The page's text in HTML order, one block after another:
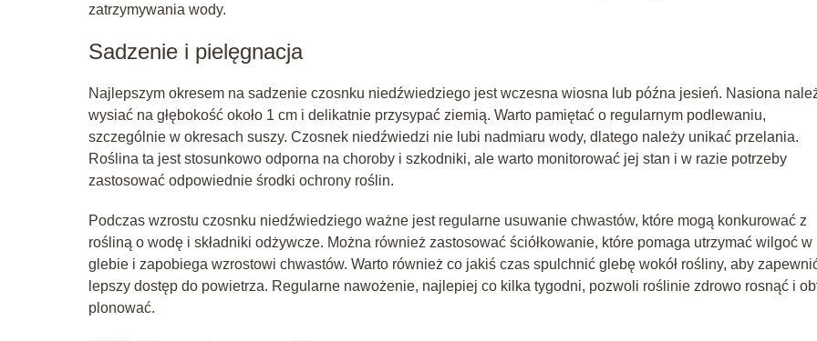
zatrzymywania wody.
Sadzenie i pielęgnacja
Najlepszym okresem na sadzenie czosnku niedźwiedziego jest wczesna wiosna lub późna jesień. Nasiona
wysiać na głębokość około 1 cm i delikatnie przysypać ziemią. Warto pamiętać o regularnym podlewaniu,
szczególnie w okresach suszy. Czosnek niedźwiedzi nie lubi nadmiaru wody, dlatego należy unikać przelania.
Roślina ta jest stosunkowo odporna na choroby i szkodniki, ale warto monitorować jej stan i w razie potrzeby
zastosować odpowiednie środki ochrony roślin.
Podczas wzrostu czosnku niedźwiedziego ważne jest regularne usuwanie chwastów, które mogą konkurować z
rośliną o wodę i składniki odżywcze. Można również zastosować ściółkowanie, które pomaga utrzymać wilgoć w
glebie i zapobiega wzrostowi chwastów. Warto również co jakiś czas spulchnić glebę wokół rośliny, aby
lepszy dostęp do powietrza. Regularne nawożenie, najlepiej co kilka tygodni, pozwoli roślinie zdrowo rosnąć i
plonować.